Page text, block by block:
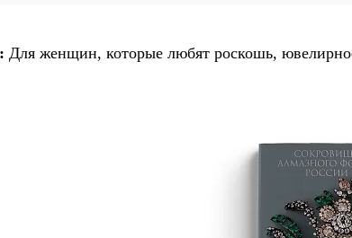
Для женщин, которые любят роскошь,